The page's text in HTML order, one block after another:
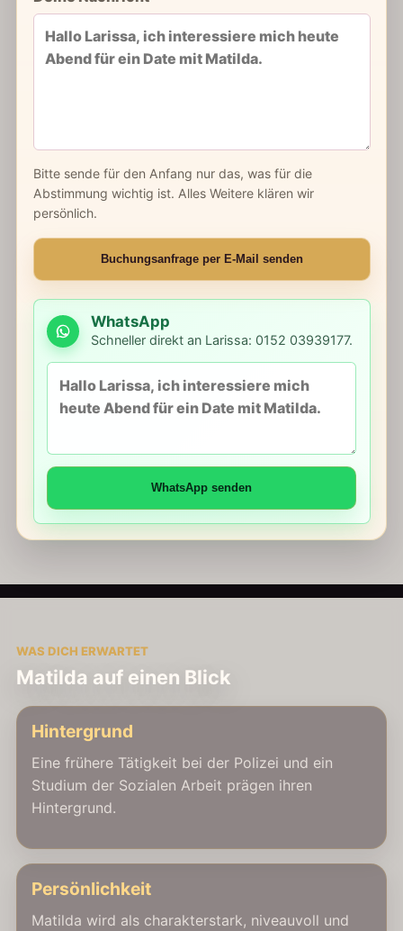
Bitte sende für den Anfang nur das, was für die
Abstimmung wichtig ist. Alles Weitere klären wir
persönlich.
Buchungsanfrage per E-Mail senden
WhatsApp
Schneller direkt an Larissa: 0152 03939177.
WhatsApp Nachricht
WhatsApp senden
WAS DICH ERWARTET
Matilda auf einen Blick
Hintergrund
Eine frühere Tätigkeit bei der Polizei und ein
Studium der Sozialen Arbeit prägen ihren
Hintergrund.
Persönlichkeit
Matilda wird als charakterstark, niveauvoll und